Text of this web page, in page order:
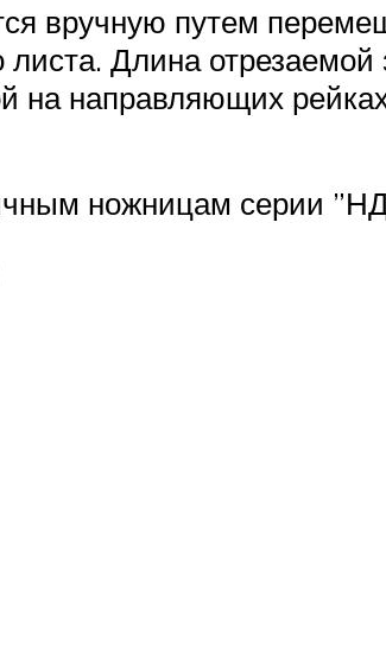
вручную путем
Длина отрезаемой
на направляющих
ножницам серии